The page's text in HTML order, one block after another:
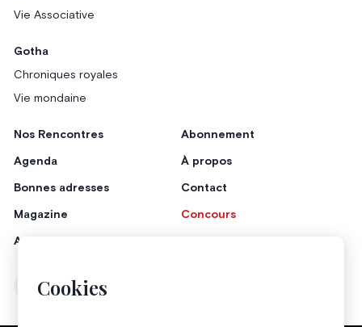
Cookies
Vie Associative
Gotha
Chroniques royales
Vie mondaine
Nos Rencontres
Agenda
Bonnes adresses
Magazine
Annonceurs
Abonnement
À propos
Contact
Concours
Instagram